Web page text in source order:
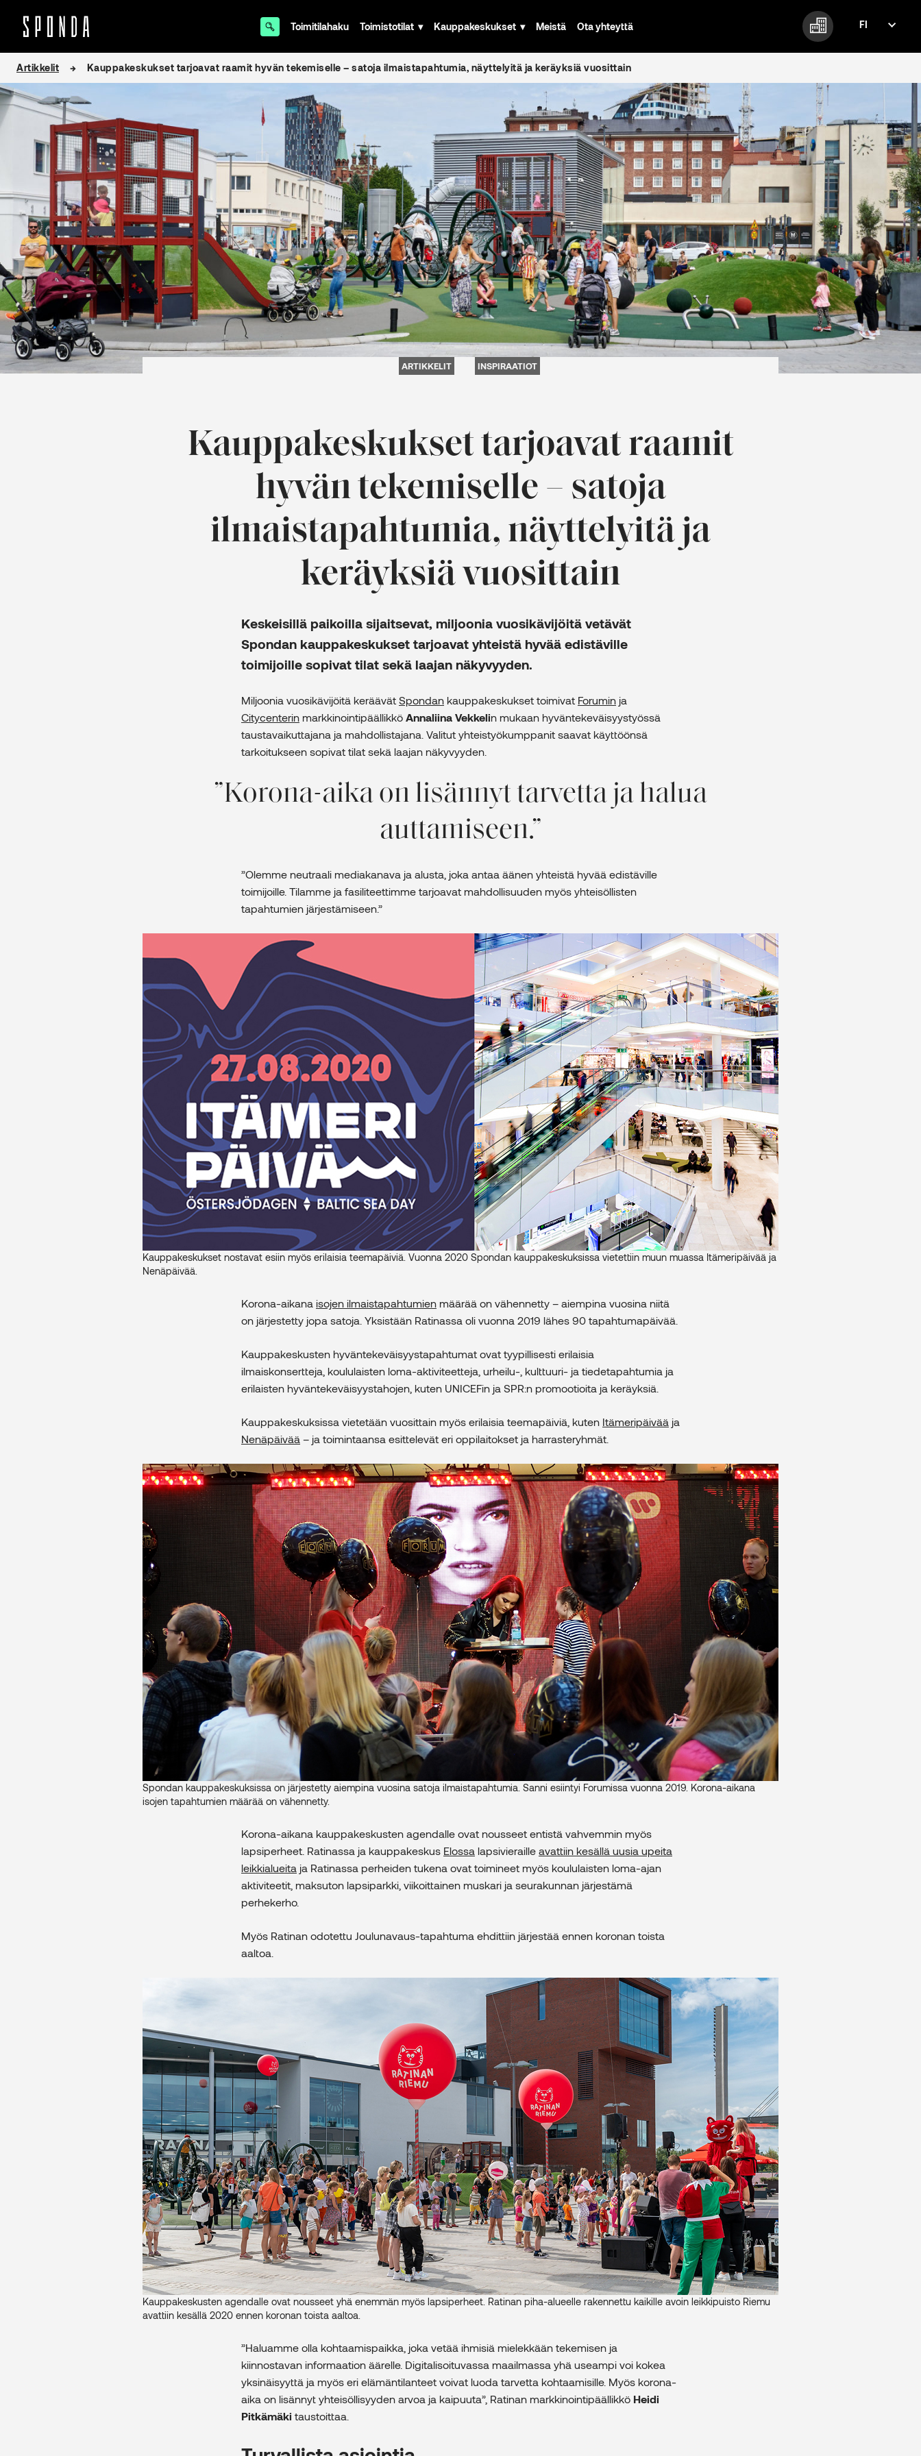
Toimitilahaku Toimistotilat Kauppakeskukset Meistä Ota yhteyttä
FI
sisältöön
Artikkelit Kauppakeskukset tarjoavat raamit hyvän tekemiselle – satoja ilmaistapahtumia, näyttelyitä ja keräyksiä vuosittain
ARTIKKELIT INSPIRAATIOT
Kauppakeskukset tarjoavat raamit
hyvän tekemiselle – satoja
ilmaistapahtumia, näyttelyitä ja
keräyksiä vuosittain
Keskeisillä paikoilla sijaitsevat, miljoonia vuosikävijöitä vetävät
Spondan kauppakeskukset tarjoavat yhteistä hyvää edistäville
toimijoille sopivat tilat sekä laajan näkyvyyden.
Miljoonia vuosikävijöitä keräävät Spondan kauppakeskukset toimivat Forumin ja
Citycenterin markkinointipäällikkö Annaliina Vekkelin mukaan hyväntekeväisyystyössä
taustavaikuttajana ja mahdollistajana. Valitut yhteistyökumppanit saavat käyttöönsä
tarkoitukseen sopivat tilat sekä laajan näkyvyyden.
Korona-aika on lisännyt tarvetta ja halua
auttamiseen.
”Olemme neutraali mediakanava ja alusta, joka antaa äänen yhteistä hyvää edistäville
toimijoille. Tilamme ja fasiliteettimme tarjoavat mahdollisuuden myös yhteisöllisten
tapahtumien järjestämiseen.”
Kauppakeskukset nostavat esiin myös erilaisia teemapäiviä. Vuonna 2020 Spondan kauppakeskuksissa vietettiin muun muassa Itämeripäivää ja
Nenäpäivää.
Korona-aikana isojen ilmaistapahtumien määrää on vähennetty – aiempina vuosina niitä
on järjestetty jopa satoja. Yksistään Ratinassa oli vuonna 2019 lähes 90 tapahtumapäivää.
Kauppakeskusten hyväntekeväisyystapahtumat ovat tyypillisesti erilaisia
ilmaiskonsertteja, koululaisten loma-aktiviteetteja, urheilu-, kulttuuri- ja tiedetapahtumia ja
erilaisten hyväntekeväisyystahojen, kuten UNICEFin ja SPR:n promootioita ja keräyksiä.
Kauppakeskuksissa vietetään vuosittain myös erilaisia teemapäiviä, kuten Itämeripäivää ja
Nenäpäivää – ja toimintaansa esittelevät eri oppilaitokset ja harrasteryhmät.
Spondan kauppakeskuksissa on järjestetty aiempina vuosina satoja ilmaistapahtumia. Sanni esiintyi Forumissa vuonna 2019. Korona-aikana
isojen tapahtumien määrää on vähennetty.
Korona-aikana kauppakeskusten agendalle ovat nousseet entistä vahvemmin myös
lapsiperheet. Ratinassa ja kauppakeskus Elossa lapsivieraille avattiin kesällä uusia upeita
leikkialueita ja Ratinassa perheiden tukena ovat toimineet myös koululaisten loma-ajan
aktiviteetit, maksuton lapsiparkki, viikoittainen muskari ja seurakunnan järjestämä
perhekerho.
Myös Ratinan odotettu Joulunavaus-tapahtuma ehdittiin järjestää ennen koronan toista
aaltoa.
Kauppakeskusten agendalle ovat nousseet yhä enemmän myös lapsiperheet. Ratinan piha-alueelle rakennettu kaikille avoin leikkipuisto Riemu
avattiin kesällä 2020 ennen koronan toista aaltoa.
”Haluamme olla kohtaamispaikka, joka vetää ihmisiä mielekkään tekemisen ja
kiinnostavan informaation äärelle. Digitalisoituvassa maailmassa yhä useampi voi kokea
yksinäisyyttä ja myös eri elämäntilanteet voivat luoda tarvetta kohtaamisille. Myös korona-
aika on lisännyt yhteisöllisyyden arvoa ja kaipuuta”, Ratinan markkinointipäällikkö Heidi
Pitkämäki taustoittaa.